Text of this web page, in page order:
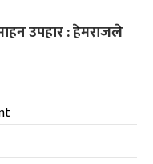
उपहार : हेमराजले